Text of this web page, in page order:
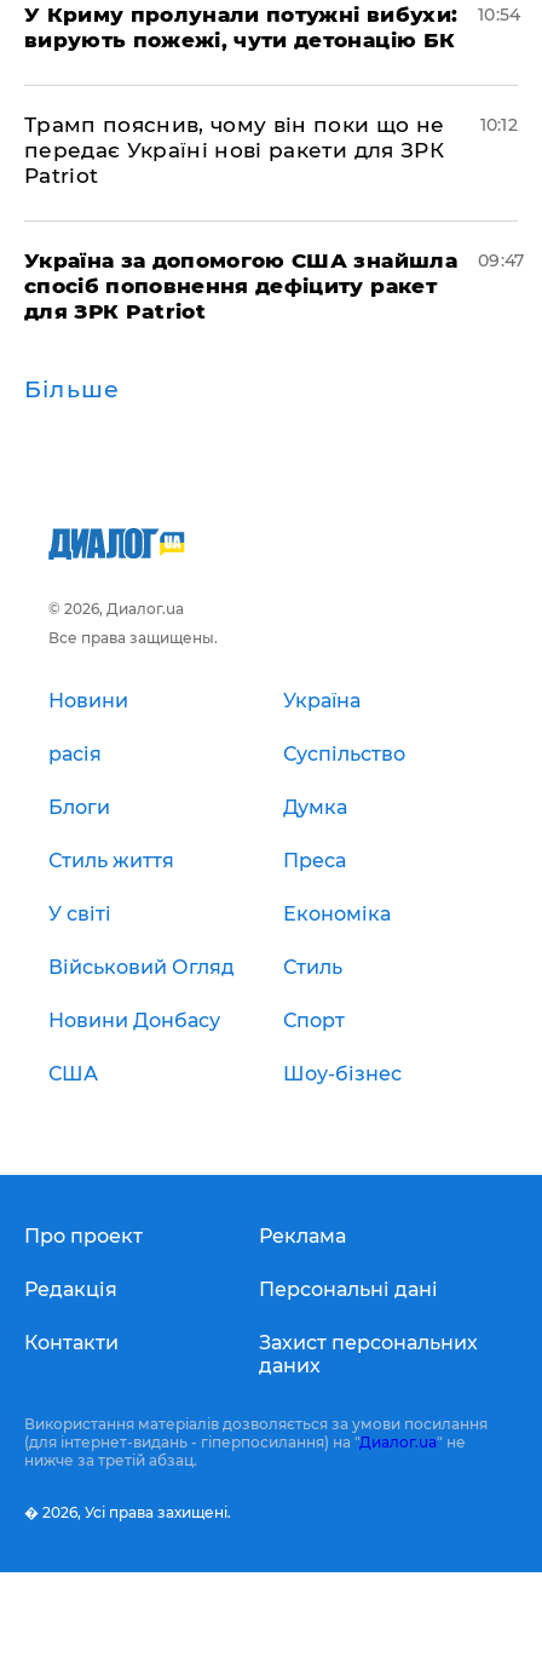
У Криму пролунали потужні вибухи:
вирують пожежі, чути детонацію БК
10:54
Трамп пояснив, чому він поки що не
передає Україні нові ракети для ЗРК
Patriot
10:12
Україна за допомогою США знайшла
спосіб поповнення дефіциту ракет
для ЗРК Patriot
09:47
Більше
© 2026, Диалог.ua
Все права защищены.
Новини Україна
расія Суспільство
Блоги Думка
Стиль життя Преса
У світі Економіка
Військовий Огляд Стиль
Новини Донбасу Спорт
США Шоу-бізнес
Про проект
Редакція
Контакти
Реклама
Персональні дані
Захист персональних
даних
Використання матеріалів дозволяється за умови посилання
(для інтернет-видань - гіперпосилання) на "Диалог.ua" не
нижче за третій абзац.
� 2026, Усі права захищені.